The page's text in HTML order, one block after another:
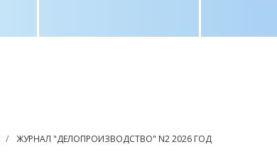
ЖУРНАЛ "ДЕЛОПРОИЗВОДСТВО" N2 2026 ГОД